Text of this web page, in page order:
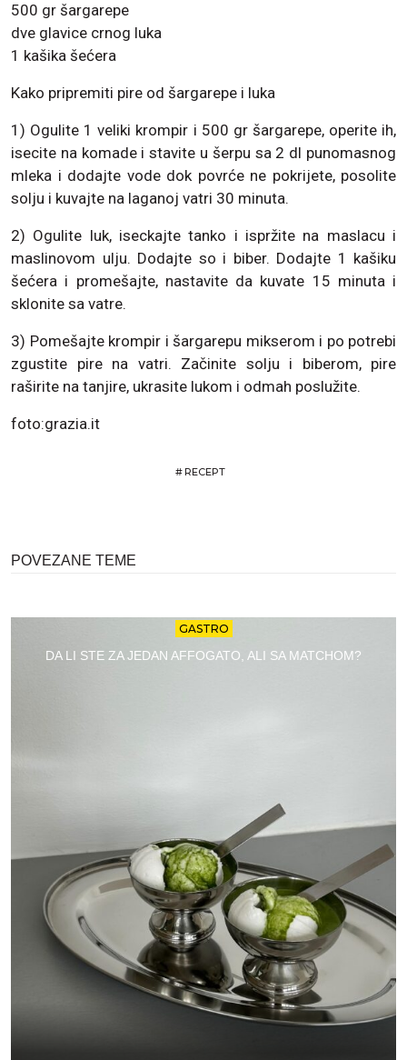
500 gr šargarepe
dve glavice crnog luka
1 kašika šećera
Kako pripremiti pire od šargarepe i luka
1) Ogulite 1 veliki krompir i 500 gr šargarepe, operite ih,
isecite na komade i stavite u šerpu sa 2 dl punomasnog
mleka i dodajte vode dok povrće ne pokrijete, posolite
solju i kuvajte na laganoj vatri 30 minuta.
2) Ogulite luk, iseckajte tanko i ispržite na maslacu i
maslinovom ulju. Dodajte so i biber. Dodajte 1 kašiku
šećera i promešajte, nastavite da kuvate 15 minuta i
sklonite sa vatre.
3) Pomešajte krompir i šargarepu mikserom i po potrebi
zgustite pire na vatri. Začinite solju i biberom, pire
raširite na tanjire, ukrasite lukom i odmah poslužite.
foto:grazia.it
#RECEPT
POVEZANE TEME
GASTRO
DA LI STE ZA JEDAN AFFOGATO, ALI SA MATCHOM?